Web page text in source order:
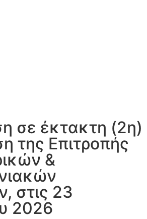
σε έκτακτη (2η)
της Επιτροπής
&
στις 23
2026